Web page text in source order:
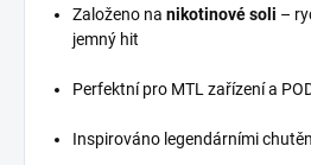
Založeno na nikotinové soli –
jemný hit
Perfektní pro MTL zařízení a
Inspirováno legendárními